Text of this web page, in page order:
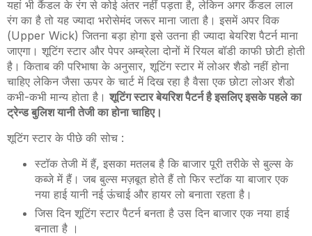
यहां भी कैंडल के रंग से कोई अंतर नहीं पड़ता है, लेकिन अगर कैंडल लाल
रंग का है तो यह ज्यादा भरोसेमंद जरूर माना जाता है। इसमें अपर विक
(Upper Wick) जितना बड़ा होगा इसे उतना ही ज्यादा बेयरिश पैटर्न माना
जाएगा। शूटिंग स्टार और पेपर अम्ब्रेला दोनों में रियल बॉडी काफी छोटी होती
है। किताब की परिभाषा के अनुसार, शूटिंग स्टार में लोअर शैडो नहीं होना
चाहिए लेकिन जैसा ऊपर के चार्ट में दिख रहा है वैसा एक छोटा लोअर शैडो
कभी-कभी मान्य होता है।शूटिंग स्टार बेयरिश पैटर्न है इसलिए इसके पहले का
ट्रेन्ड बुलिश यानी तेजी का होना चाहिए।
शूटिंग स्टार के पीछे की सोच :
स्टॉक तेजी में हैं, इसका मतलब है कि बाजार पूरी तरीके से बुल्स के
कब्जे में हैं। जब बुल्स मज़बूत होते हैं तो फिर स्टॉक या बाजार एक
नया हाई यानी नई ऊंचाई और हायर लो बनाता रहता है।
जिस दिन शूटिंग स्टार पैटर्न बनता है उस दिन बाजार एक नया हाई
बनाता है ।